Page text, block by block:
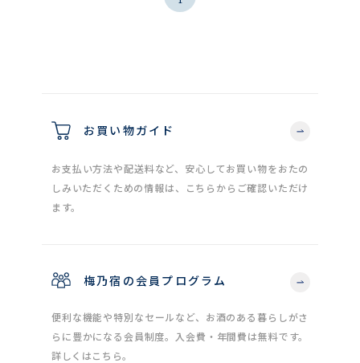
お買い物ガイド
お支払い方法や配送料など、安心してお買い物をおたの
しみいただくための情報は、こちらからご確認いただけ
ます。
梅乃宿の会員プログラム
便利な機能や特別なセールなど、お酒のある暮らしがさ
らに豊かになる会員制度。入会費・年間費は無料です。
詳しくはこちら。